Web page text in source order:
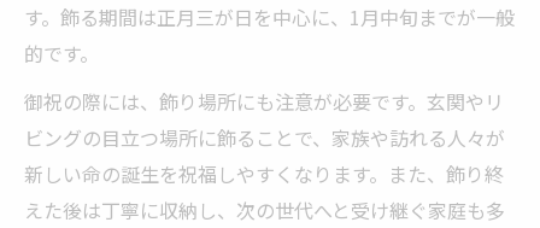
す。飾る期間は正月三が日を中心に、1月中旬までが一般
的です。
御祝の際には、飾り場所にも注意が必要です。玄関やリ
ビングの目立つ場所に飾ることで、家族や訪れる人々が
新しい命の誕生を祝福しやすくなります。また、飾り終
えた後は丁寧に収納し、次の世代へと受け継ぐ家庭も多